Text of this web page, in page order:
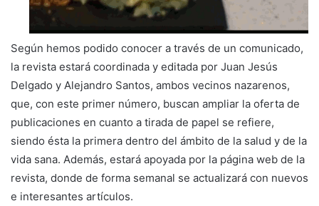
Según hemos podido conocer a través de un comunicado,
la revista estará coordinada y editada por Juan Jesús
Delgado y Alejandro Santos, ambos vecinos nazarenos,
que, con este primer número, buscan ampliar la oferta de
publicaciones en cuanto a tirada de papel se refiere,
siendo ésta la primera dentro del ámbito de la salud y de la
vida sana. Además, estará apoyada por la página web de la
revista, donde de forma semanal se actualizará con nuevos
e interesantes artículos.